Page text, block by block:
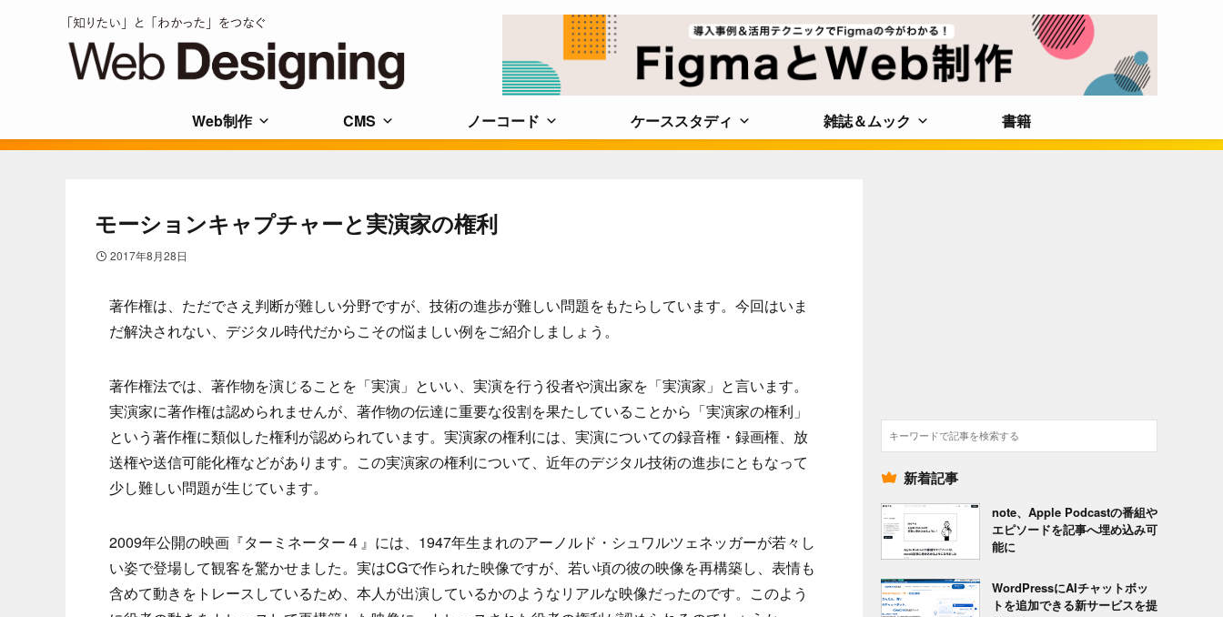
Web制作 CMS ノーコード ケーススタディ 雑誌＆ムック 書籍
モーションキャプチャーと実演家の権利
2017年8月28日
著作権は、ただでさえ判断が難しい分野ですが、技術の進歩が難しい問題をもたらしています。今回はいま
だ解決されない、デジタル時代だからこその悩ましい例をご紹介しましょう。
著作権法では、著作物を演じることを「実演」といい、実演を行う役者や演出家を「実演家」と言います。
実演家に著作権は認められませんが、著作物の伝達に重要な役割を果たしていることから「実演家の権利」
という著作権に類似した権利が認められています。実演家の権利には、実演についての録音権・録画権、放
送権や送信可能化権などがあります。この実演家の権利について、近年のデジタル技術の進歩にともなって
少し難しい問題が生じています。
2009年公開の映画『ターミネーター４』には、1947年生まれのアーノルド・シュワルツェネッガーが若々し
い姿で登場して観客を驚かせました。実はCGで作られた映像ですが、若い頃の彼の映像を再構築し、表情も
含めて動きをトレースしているため、本人が出演しているかのようなリアルな映像だったのです。このよう
検
索
新着記事
note、Apple Podcastの番組や
エピソードを記事へ埋め込み可
能に
WordPressにAIチャットボッ
トを追加できる新サービスを提